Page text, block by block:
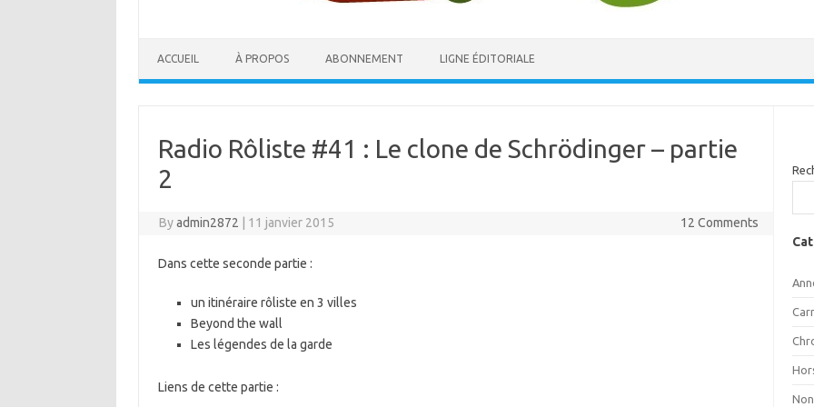
ACCUEIL À PROPOS ABONNEMENT LIGNE ÉDITORIALE
Radio Rôliste #41 : Le clone de Schrödinger – partie
2
Byadmin2872 11 janvier 2015 12 Comments
Dans cette seconde partie :
un itinéraire rôliste en 3 villes
Beyond the wall
Les légendes de la garde
Liens de cette partie :